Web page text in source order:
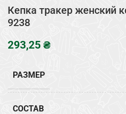
Кепка тракер женский
9238
₴
РАЗМЕР
СОСТАВ